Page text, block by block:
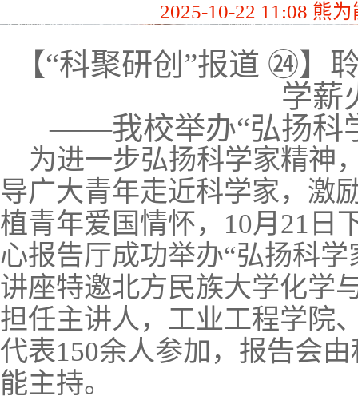
2025-10-22 11:08 熊
【“科聚研创”报道 ㉔】
学薪
——我校举办“弘扬科
为进一步弘扬科学家精神
导广大青年走近科学家，激
植青年爱国情怀， 10月21日
心报告厅成功举办“弘扬科
讲座特邀北方民族大学化学
担任主讲人，工业工程学院
代表150余人参加，报告会
能主持。